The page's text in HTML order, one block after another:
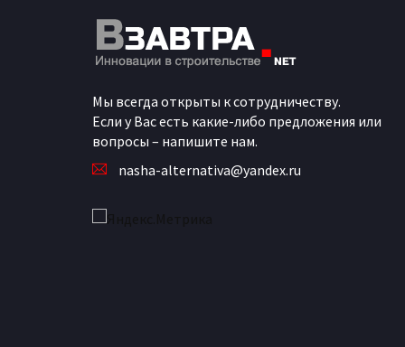
Мы всегда открыты к сотрудничеству.
Если у Вас есть какие-либо предложения или
вопросы – напишите нам.
nasha-alternativa@yandex.ru